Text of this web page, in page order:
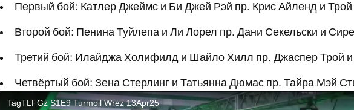
Первый бой: Катлер Джеймс и Би Джей Рэй пр. Крис Айленд и
Второй бой: Пенина Туйлепа и Ли Лорел пр. Дани Секельски и
Третий бой: Илайджа Холифилд и Шайло Хилл пр. Джаспер Трой
Четвёртый бой: Зена Стерлинг и Татьянна Дюмас пр. Тайра Мэй